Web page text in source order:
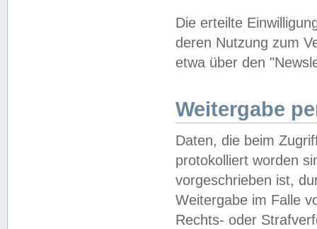
Die erteilte
deren Nutzung zum
etwa über den
Weitergabe
Daten, die beim
protokolliert worden
vorgeschrieben ist,
Weitergabe im Falle
Rechts- oder